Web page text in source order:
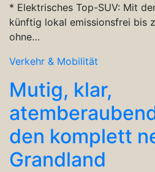
* Elektrisches Top-SUV: Mit
künftig lokal emissionsfrei bis
ohne…
Verkehr & Mobilität
Mutig, klar,
den komplett
Grandland